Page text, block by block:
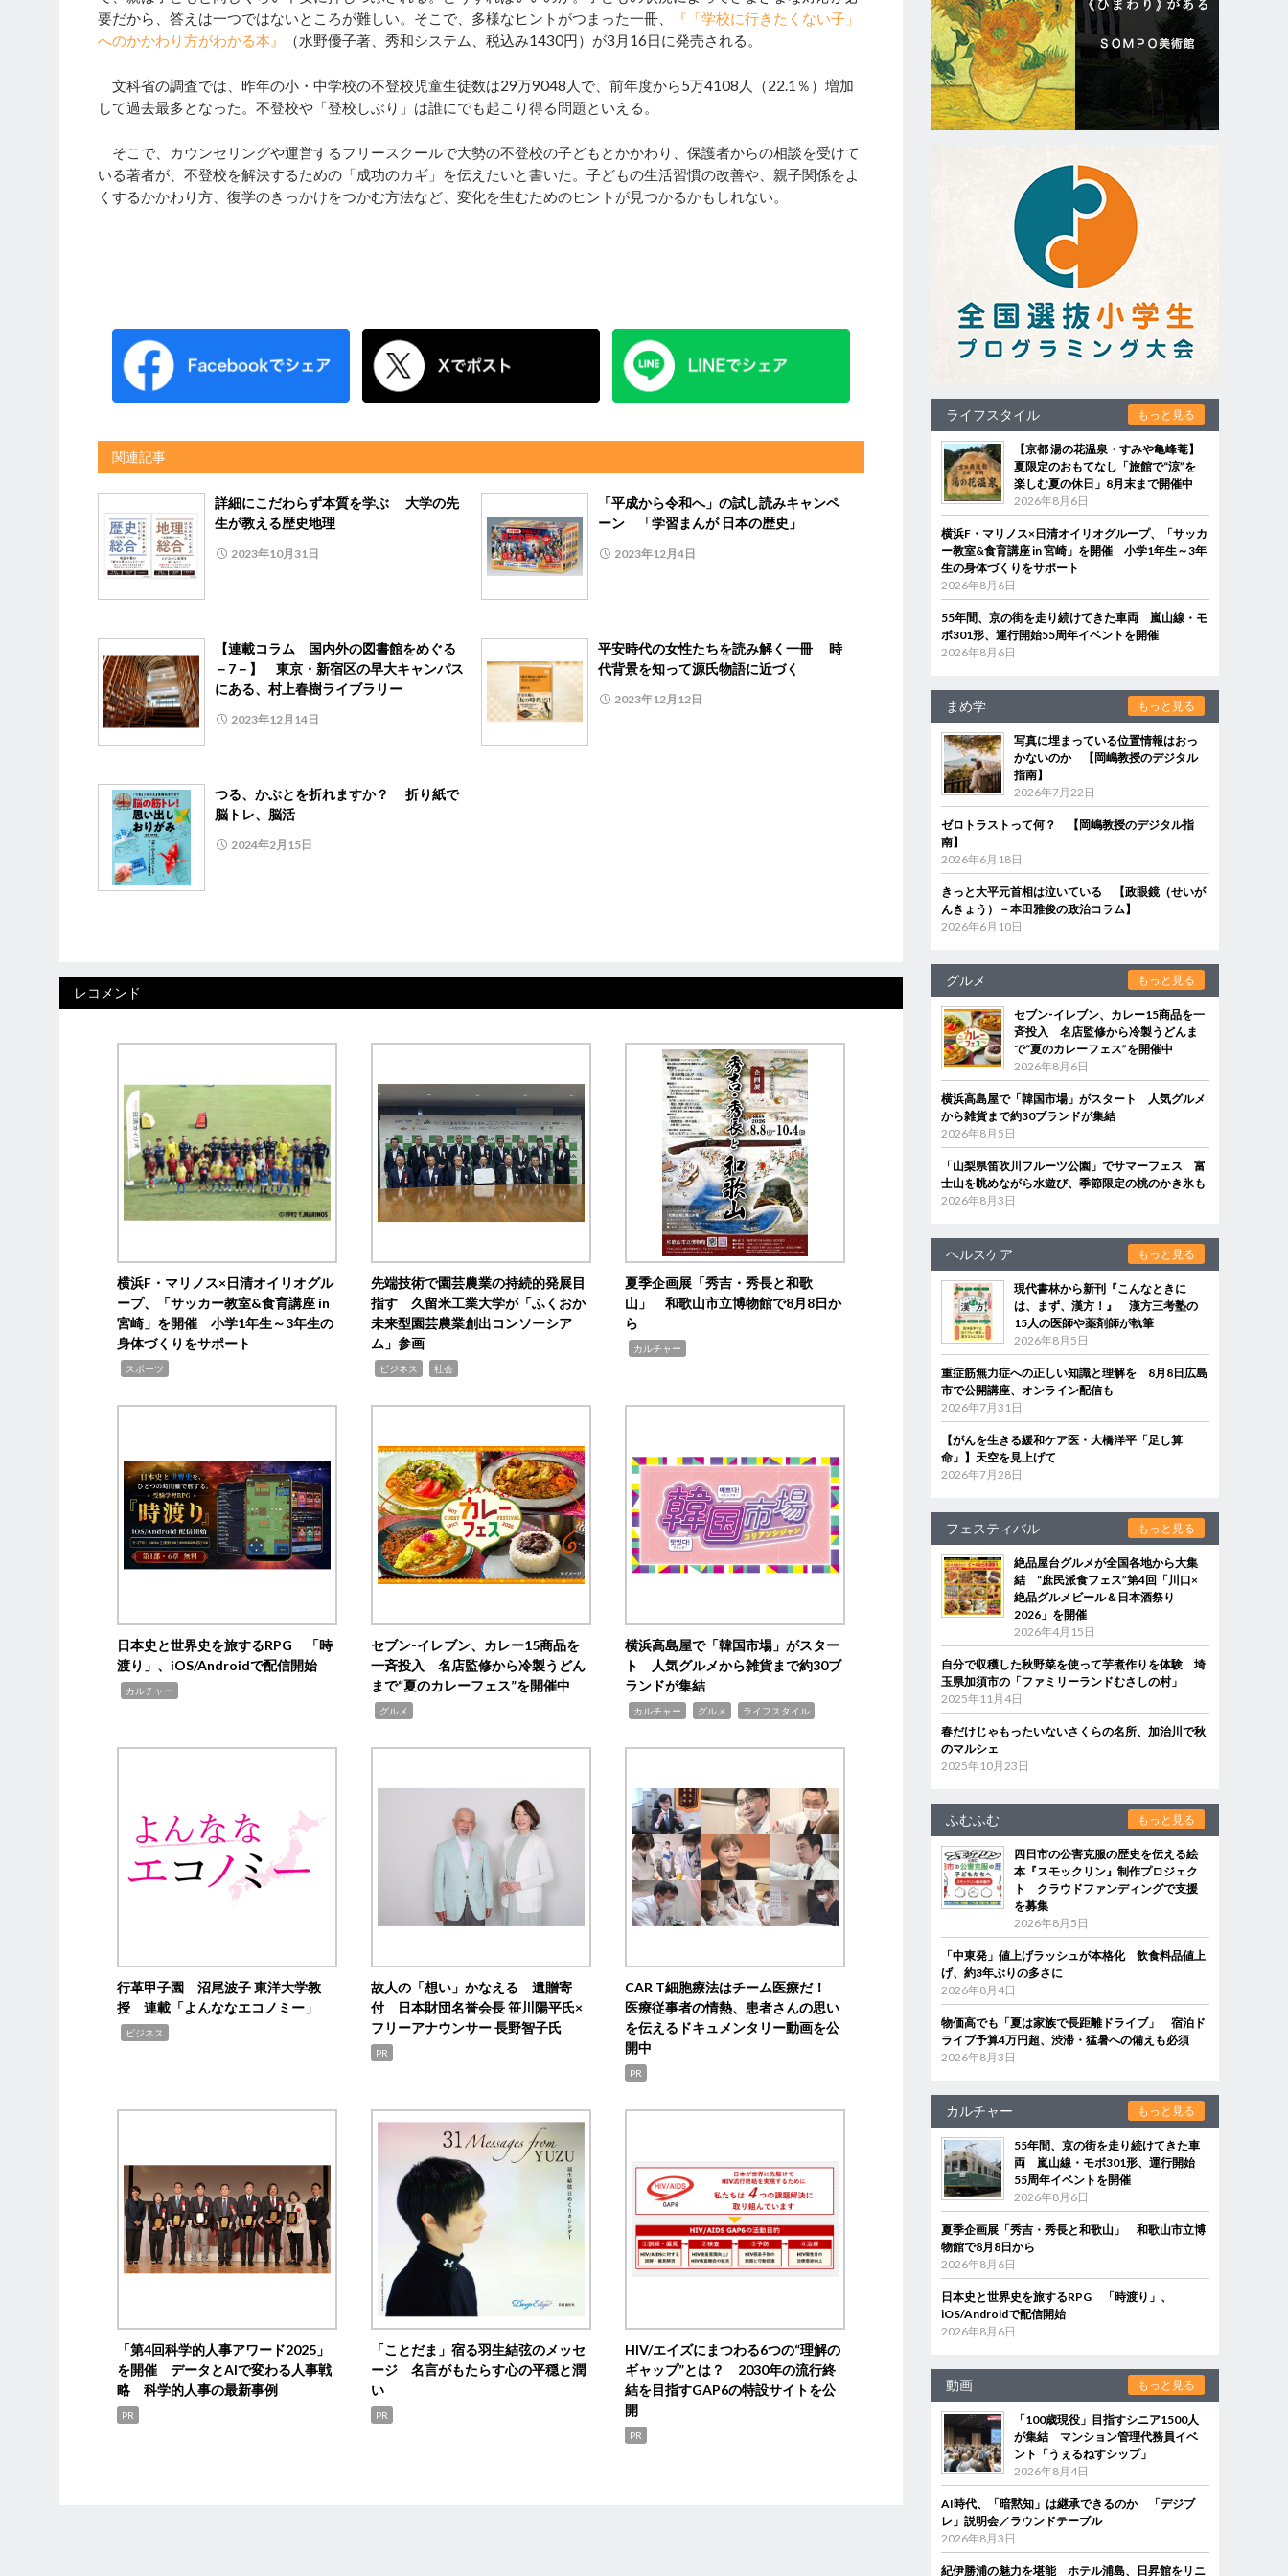
要だから、答えは一つではないところが難しい。そこで、多様なヒントがつまった一冊、
『「学校に行きたくない子」
へのかかわり方がわかる本』
（水野優子著、秀和システム、税込み1430円）が3月16日に発売される。
文科省の調査では、昨年の小・中学校の不登校児童生徒数は29万9048人で、前年度から5万4108人（22.1％）増加
して過去最多となった。不登校や「登校しぶり」は誰にでも起こり得る問題といえる。
そこで、カウンセリングや運営するフリースクールで大勢の不登校の子どもとかかわり、保護者からの相談を受けて
いる著者が、不登校を解決するための「成功のカギ」を伝えたいと書いた。子どもの生活習慣の改善や、親子関係をよ
くするかかわり方、復学のきっかけをつかむ方法など、変化を生むためのヒントが見つかるかもしれない。
関連記事
詳細にこだわらず本質を学ぶ 大学の先
生が教える歴史地理
2023年10月31日
「平成から令和へ」の試し読みキャンペ
ーン 「学習まんが 日本の歴史」
2023年12月4日
【連載コラム 国内外の図書館をめぐる
－7－】 東京・新宿区の早大キャンパス
にある、村上春樹ライブラリー
2023年12月14日
平安時代の女性たちを読み解く一冊 時
代背景を知って源氏物語に近づく
2023年12月12日
つる、かぶとを折れますか？ 折り紙で
脳トレ、脳活
2024年2月15日
レコメンド
横浜F・マリノス×日清オイリオグル
ープ、「サッカー教室&食育講座 in
宮崎」を開催 小学1年生～3年生の
身体づくりをサポート
スポーツ
先端技術で園芸農業の持続的発展目
指す 久留米工業大学が「ふくおか
未来型園芸農業創出コンソーシア
ム」参画
ビジネス 社会
夏季企画展「秀吉・秀長と和歌
山」 和歌山市立博物館で8月8日か
ら
カルチャー
日本史と世界史を旅するRPG 「時
渡り」、iOS/Androidで配信開始
カルチャー
セブン‐イレブン、カレー15商品を
一斉投入 名店監修から冷製うどん
まで“夏のカレーフェス”を開催中
グルメ
横浜高島屋で「韓国市場」がスター
ト 人気グルメから雑貨まで約30ブ
ランドが集結
カルチャー グルメ ライフスタイル
行革甲子園 沼尾波子 東洋大学教
授 連載「よんななエコノミー」
ビジネス
故人の「想い」かなえる 遺贈寄
付 日本財団名誉会長 笹川陽平氏×
フリーアナウンサー 長野智子氏
PR
CAR T細胞療法はチーム医療だ！
医療従事者の情熱、患者さんの思い
を伝えるドキュメンタリー動画を公
開中
PR
「第4回科学的人事アワード2025」
を開催 データとAIで変わる人事戦
略 科学的人事の最新事例
PR
「ことだま」宿る羽生結弦のメッセ
ージ 名言がもたらす心の平穏と潤
い
PR
HIV/エイズにまつわる6つの“理解の
ギャップ”とは？ 2030年の流行終
結を目指すGAP6の特設サイトを公
開
PR
ライフスタイル もっと見る
【京都 湯の花温泉・すみや亀峰菴】
夏限定のおもてなし「旅館で“涼”を
楽しむ夏の休日」8月末まで開催中
2026年8月6日
横浜F・マリノス×日清オイリオグループ、「サッカ
ー教室&食育講座 in 宮崎」を開催 小学1年生～3年
生の身体づくりをサポート
2026年8月6日
55年間、京の街を走り続けてきた車両 嵐山線・モ
ボ301形、運行開始55周年イベントを開催
2026年8月6日
まめ学 もっと見る
写真に埋まっている位置情報はおっ
かないのか 【岡嶋教授のデジタル
指南】
2026年7月22日
ゼロトラストって何？ 【岡嶋教授のデジタル指
南】
2026年6月18日
きっと大平元首相は泣いている 【政眼鏡（せいが
んきょう）－本田雅俊の政治コラム】
2026年6月10日
グルメ もっと見る
セブン‐イレブン、カレー15商品を一
斉投入 名店監修から冷製うどんま
で“夏のカレーフェス”を開催中
2026年8月6日
横浜高島屋で「韓国市場」がスタート 人気グルメ
から雑貨まで約30ブランドが集結
2026年8月5日
「山梨県笛吹川フルーツ公園」でサマーフェス 富
士山を眺めながら水遊び、季節限定の桃のかき氷も
2026年8月3日
ヘルスケア もっと見る
現代書林から新刊『こんなときに
は、まず、漢方！』 漢方三考塾の
15人の医師や薬剤師が執筆
2026年8月5日
重症筋無力症への正しい知識と理解を 8月8日広島
市で公開講座、オンライン配信も
2026年7月31日
【がんを生きる緩和ケア医・大橋洋平「足し算
命」】天空を見上げて
2026年7月28日
フェスティバル もっと見る
絶品屋台グルメが全国各地から大集
結 “庶民派食フェス”第4回「川口×
絶品グルメビール＆日本酒祭り
2026」を開催
2026年4月15日
自分で収穫した秋野菜を使って芋煮作りを体験 埼
玉県加須市の「ファミリーランドむさしの村」
2025年11月4日
春だけじゃもったいないさくらの名所、加治川で秋
のマルシェ
2025年10月23日
ふむふむ もっと見る
四日市の公害克服の歴史を伝える絵
本『スモックリン』制作プロジェク
ト クラウドファンディングで支援
を募集
2026年8月5日
「中東発」値上げラッシュが本格化 飲食料品値上
げ、約3年ぶりの多さに
2026年8月4日
物価高でも「夏は家族で長距離ドライブ」 宿泊ド
ライブ予算4万円超、渋滞・猛暑への備えも必須
2026年8月3日
カルチャー もっと見る
55年間、京の街を走り続けてきた車
両 嵐山線・モボ301形、運行開始
55周年イベントを開催
2026年8月6日
夏季企画展「秀吉・秀長と和歌山」 和歌山市立博
物館で8月8日から
2026年8月6日
日本史と世界史を旅するRPG 「時渡り」、
iOS/Androidで配信開始
2026年8月6日
動画 もっと見る
「100歳現役」目指すシニア1500人
が集結 マンション管理代務員イベ
ント「うぇるねすシップ」
2026年8月4日
AI時代、「暗黙知」は継承できるのか 「デジブ
レ」説明会／ラウンドテーブル
2026年8月3日
紀伊勝浦の魅力を堪能 ホテル浦島、日昇館をリニ